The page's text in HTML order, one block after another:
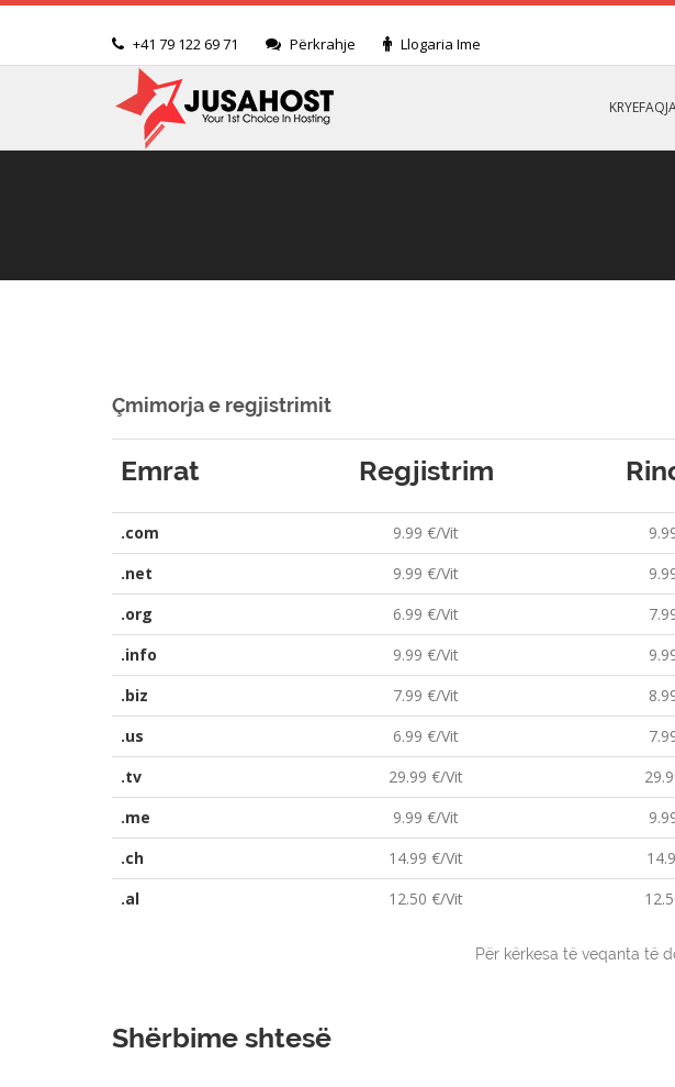
+41 79 122 69 71 Përkrahje Llogaria Ime
Çmimorja e regjistrimit
Emrat Regjistrim
.com 9.99 €/Vit
.net
9.99 €/Vit
.org
6.99 €/Vit
.info
9.99 €/Vit
.biz
7.99 €/Vit
.us
6.99 €/Vit
.tv
29.99 €/Vit
.me
9.99 €/Vit
.ch
14.99 €/Vit
.al
12.50 €/Vit
Për kërkesa të veqanta të
Shërbime shtesë